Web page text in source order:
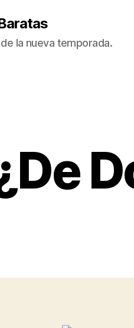
la nueva temporada.